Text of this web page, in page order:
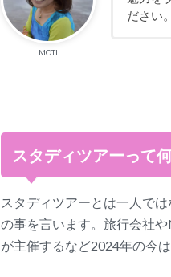
MOTI
ださい。
スタディツアーって
スタディツアーとは一人で
の事を言います。旅行会社
が主催するなど2024年の今